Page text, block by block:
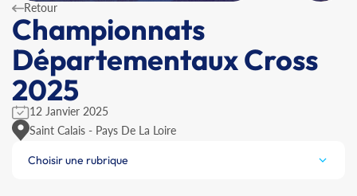
Retour
Championnats
Départementaux Cross
2025
12 Janvier 2025
Saint Calais - Pays De La Loire
Choisir une rubrique